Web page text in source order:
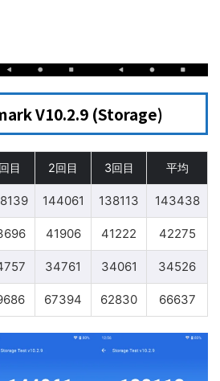
V10.2.9 (Storage)
目 2回目 3回目 平均
144061 138113 143438
41906 41222 42275
34761 34061 34526
67394 62830 66637